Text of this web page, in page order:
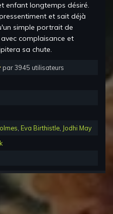
enfant longtemps désiré.
et sait déjà
simple portrait de
complaisance et
sa chute.
par 3945 utilisateurs
Eva Birthistle Jodhi May